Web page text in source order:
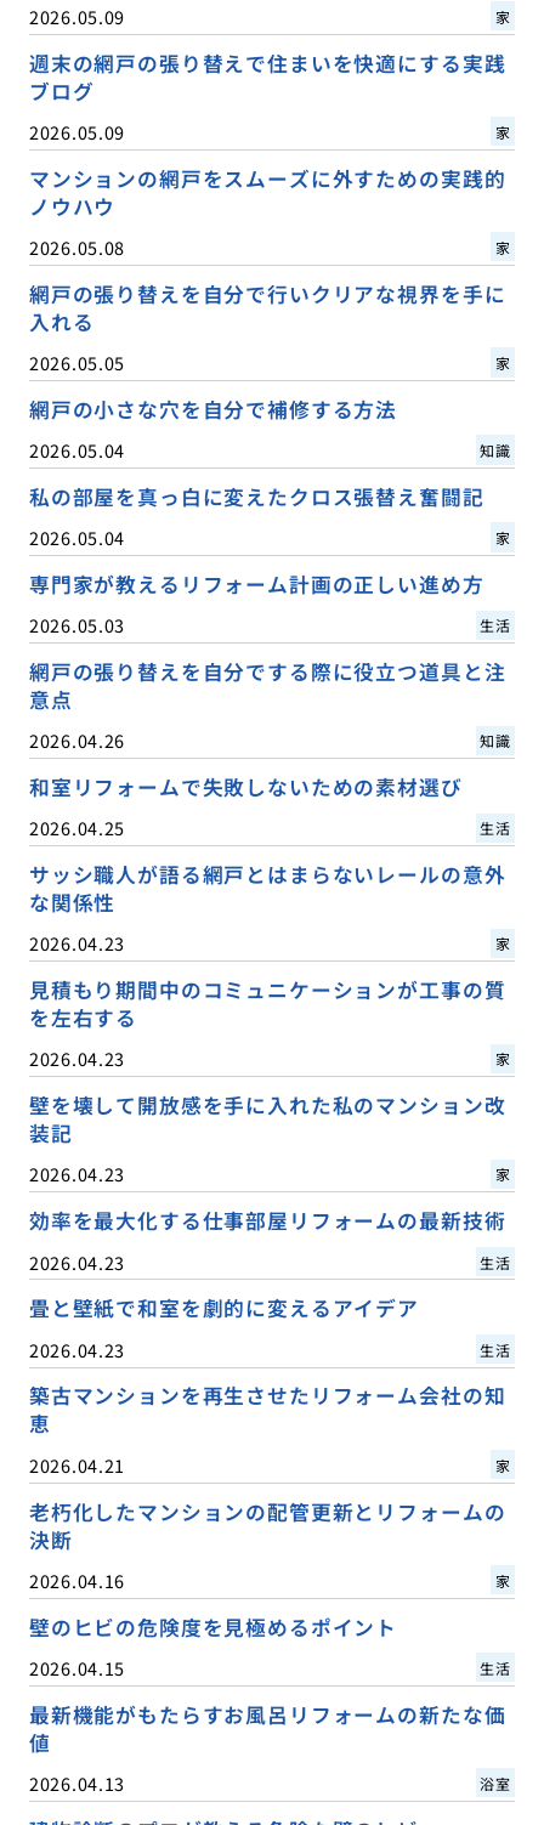
2026.05.09 家
週末の網戸の張り替えで住まいを快適にする実践
ブログ
2026.05.09 家
マンションの網戸をスムーズに外すための実践的
ノウハウ
2026.05.08 家
網戸の張り替えを自分で行いクリアな視界を手に
入れる
2026.05.05 家
網戸の小さな穴を自分で補修する方法
2026.05.04 知識
私の部屋を真っ白に変えたクロス張替え奮闘記
2026.05.04 家
専門家が教えるリフォーム計画の正しい進め方
2026.05.03 生活
網戸の張り替えを自分でする際に役立つ道具と注
意点
2026.04.26 知識
和室リフォームで失敗しないための素材選び
2026.04.25 生活
サッシ職人が語る網戸とはまらないレールの意外
な関係性
2026.04.23 家
見積もり期間中のコミュニケーションが工事の質
を左右する
2026.04.23 家
壁を壊して開放感を手に入れた私のマンション改
装記
2026.04.23 家
効率を最大化する仕事部屋リフォームの最新技術
2026.04.23 生活
畳と壁紙で和室を劇的に変えるアイデア
2026.04.23 生活
築古マンションを再生させたリフォーム会社の知
恵
2026.04.21 家
老朽化したマンションの配管更新とリフォームの
決断
2026.04.16 家
壁のヒビの危険度を見極めるポイント
2026.04.15 生活
最新機能がもたらすお風呂リフォームの新たな価
値
2026.04.13 浴室